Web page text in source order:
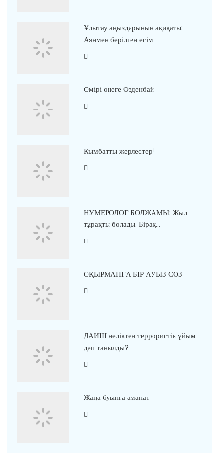
Ұлытау аңыздарының ақиқаты:
Аянмен берілген есім
Өмірі өнеге Өзденбай
Қымбатты жерлестер!
НУМЕРОЛОГ БОЛЖАМЫ: Жыл
тұрақты болады. Бірақ…
ОҚЫРМАНҒА БІР АУЫЗ СӨЗ
ДАИШ неліктен террористік ұйым
деп танылды?
Жаңа буынға аманат